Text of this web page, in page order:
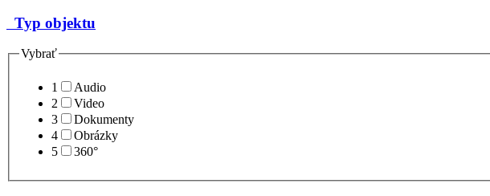
Typ objektu
Vybrať
1
Audio
2
Video
3
Dokumenty
4
Obrázky
5
360°